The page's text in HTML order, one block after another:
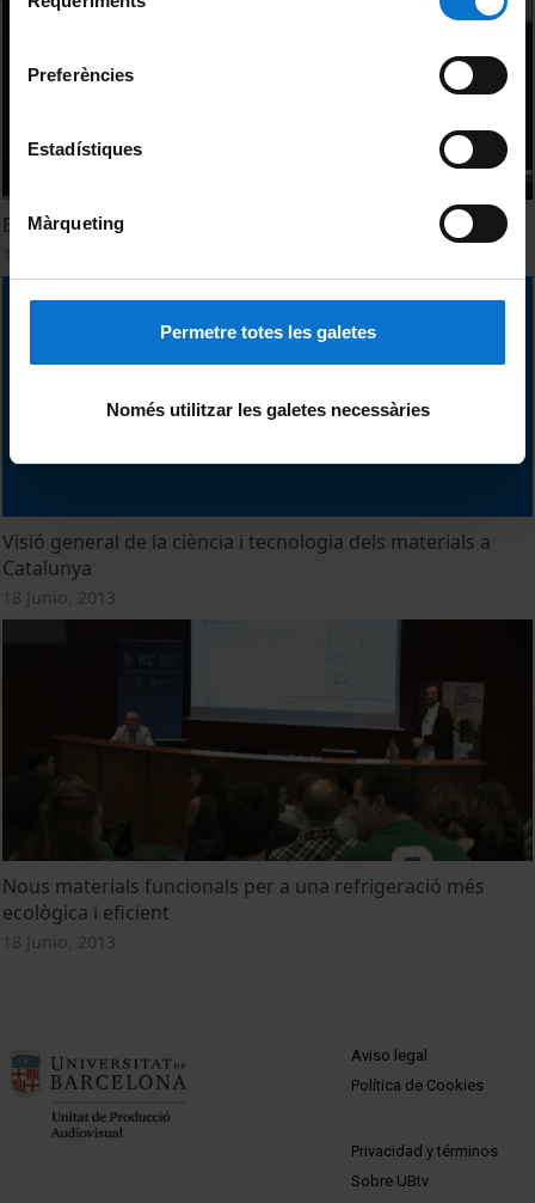
Preferències
Estadístiques
Màrqueting
Permetre totes les galetes
Només utilitzar les galetes necessàries
Benvinguda i presentació
Visió general de la ciència i tecnologia dels materials a
Catalunya
18 Junio, 2013
Nous materials funcionals per a una refrigeració més
ecològica i eficient
18 Junio, 2013
MENÚ PEU 1
Aviso legal
Política de Cookies
PEU 2
Privacidad y términos
Sobre UBtv